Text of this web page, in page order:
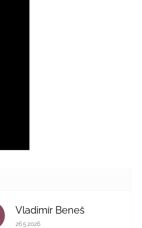
Vladimír Beneš
Hodnocení obchodu je 5 z 5 hvězdiček.
26.5.2026